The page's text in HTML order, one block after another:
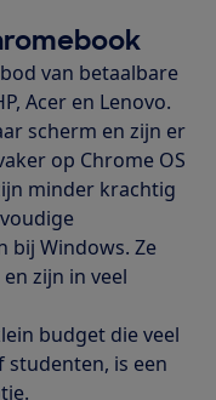
van betaalbare
Acer en Lenovo.
scherm en zijn er
op Chrome OS
minder krachtig
bij Windows. Ze
zijn in veel
budget die veel
studenten, is een